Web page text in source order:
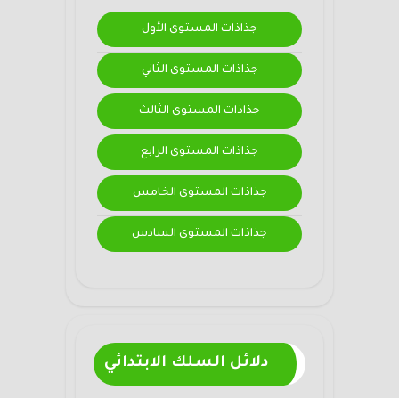
جذاذات المستوى الأول
جذاذات المستوى الثاني
جذاذات المستوى الثالث
جذاذات المستوى الرابع
جذاذات المستوى الخامس
جذاذات المستوى السادس
دلائل السلك الابتدائي